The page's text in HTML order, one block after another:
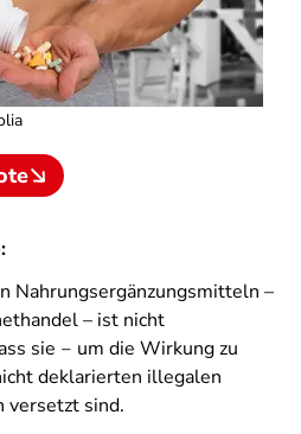
Nahrungsergänzungsmitteln –
– ist nicht
sie ‒ um die Wirkung zu
deklarierten illegalen
versetzt sind.